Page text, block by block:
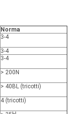
Norma
3-4
3-4
3-4
> 200N
> 40BL (tricotti)
4 (tricotti)